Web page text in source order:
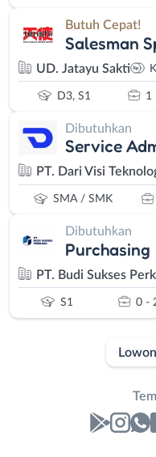
Butuh Cepat!
Salesman
UD. Jatayu Sakti
D3, S1 1
Dibutuhkan
Service
PT. Dari Visi
SMA / SMK
Dibutuhkan
Purchasing
PT. Budi Sukses
S1 0 -